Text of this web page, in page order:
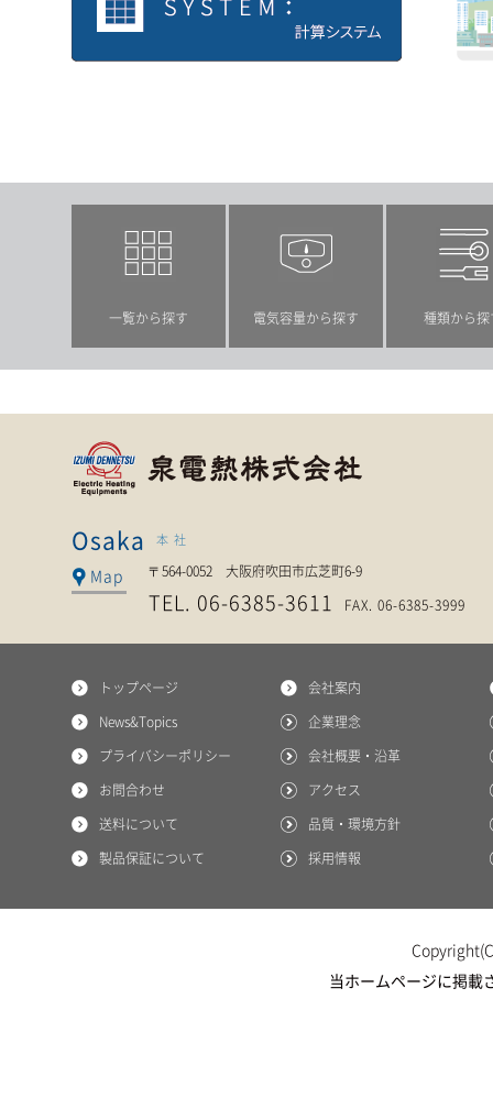
一覧から探す 電気容量から探す 種類から探
Osaka 本社
Map 〒564-0052 大阪府吹田市広芝町6-9
TEL. 06-6385-3611 FAX. 06-6385-3999
トップページ
News&Topics
プライバシーポリシー
お問合わせ
送料について
製品保証について
会社案内
企業理念
会社概要・沿革
アクセス
品質・環境方針
採用情報
当ホームページに掲載